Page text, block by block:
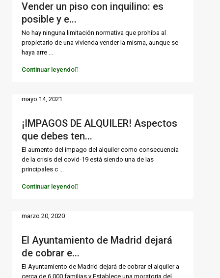
Vender un piso con inquilino: es
posible y e...
No hay ninguna limitación normativa que prohíba al
propietario de una vivienda vender la misma, aunque se
haya arre ...
Continuar leyendo
¡IMPAGOS DE ALQUILER! Aspectos
que debes ten...
mayo 14, 2021
El aumento del impago del alquiler como consecuencia
de la crisis del covid-19 está siendo una de las
principales c ...
Continuar leyendo
El Ayuntamiento de Madrid dejará
de cobrar e...
marzo 20, 2020
El Ayuntamiento de Madrid dejará de cobrar el alquiler a
cerca de 6.000 familias y Establece una moratoria del